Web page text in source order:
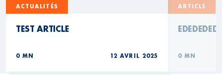
ACTUALITÉS
TEST ARTICLE
0 MN 12 AVRIL 2025
ARTICLE
EDEDEDED
0 MN